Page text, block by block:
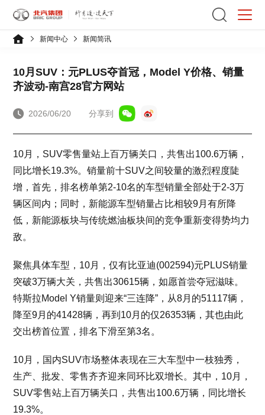
新闻中心 新闻简讯
10月SUV：元PLUS夺首冠，Model Y价格、销量
齐波动-南宫28官方网站
2026/06/20 分享到
10月，SUV零售量站上百万辆关口，共售出100.6万辆，
同比增长19.3%。销量前十SUV之间较量的激烈程度陡
增，首先，排名榜单第2-10名的车型销量全部处于2-3万
辆区间内；同时，新能源车型销量占比相较9月有所降
低，新能源板块与传统燃油板块间的竞争重新变得势均力
敌。
聚焦具体车型，10月，仅有比亚迪(002594)元PLUS销量
突破3万辆大关，共售出30615辆，如愿首尝夺冠滋味。
特斯拉Model Y销量则迎来“三连降”，从8月的51117辆，
降至9月的41428辆，再到10月的仅26353辆，其也由此
交出榜首位置，排名下滑至第3名。
10月，国内SUV市场整体表现在三大车型中一枝独秀，
生产、批发、零售齐齐迎来同环比双增长。其中，10月，
SUV零售站上百万辆关口，共售出100.6万辆，同比增长
19.3%。